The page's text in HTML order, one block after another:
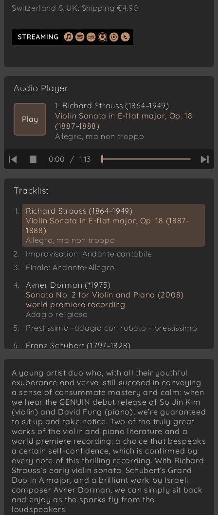
Switzerland & UK: Shipping €4.90
Audio Player
Play
1. Richard Strauss (1864–1949)
Violin Sonata in E-flat major, Op. 18
(1887–1888)
Allegro, ma non troppo
0:00 / 1:13
Tracklist
Richard Strauss (1864–1949)
Violin Sonata in E-flat major, Op. 18 (1887–
1888)
Allegro, ma non troppo
Improvisation: Andante cantabile
Finale: Andante-Allegro
Avner Dorman (*1975)
Sonata No. 2 for Violin and Piano (2008)
world premiere recording
Adagio religioso
Prestissimo -adagio con rubato - prestissimo
Franz Schubert (1797–1828)
Scherzo. Presto
Andantino
Allegro vivace
A young artist duo who, with all their youthful
exuberance and verve, still succeed in conveying
a sense of consummate mastery and calm: when
we hear the GENUIN debut release of So Jin Kim
(violin) and David Fung (piano), we’re guaranteed
to sit up and take notice. Two of the truly great
works of the violin and piano literature and a
world premiere recording: a choice that bespeaks
a certain self-confidence, which is confirmed by
every note of this thrilling recording. With Richard
Strauss’s early violin sonata, Schubert’s Grand
Duo in A major, and a brilliant work by Israeli
composer Avner Dorman, we can simply sit back
and enjoy as the sparks fly from the
loudspeakers!